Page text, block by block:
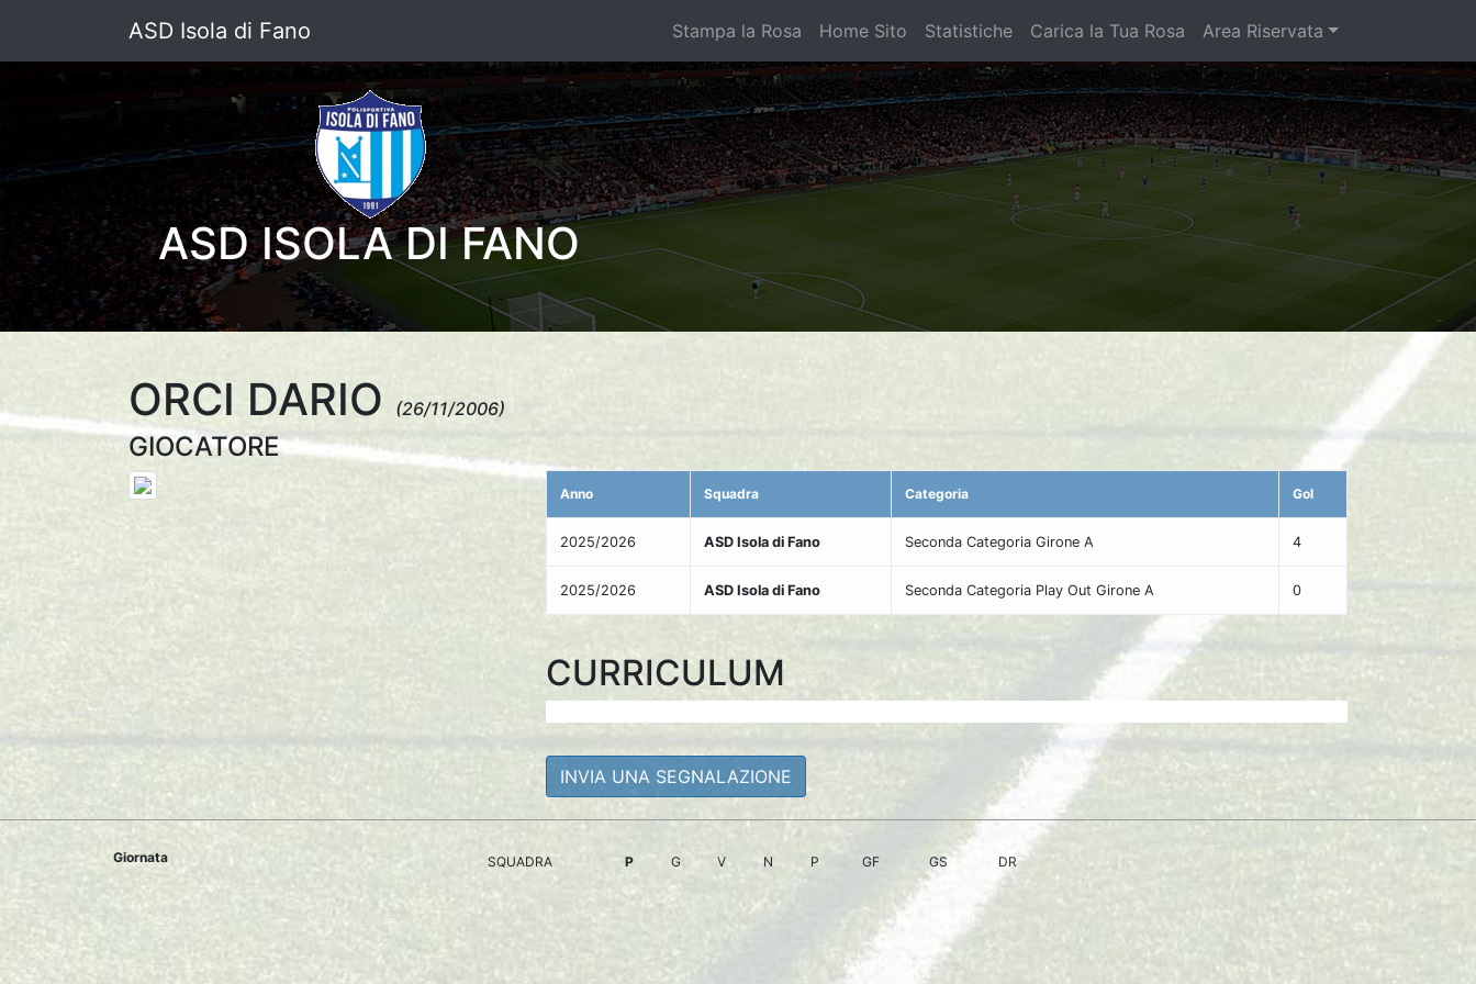
ASD Isola di Fano Stampa la Rosa Home Sito Statistiche Carica la Tua Rosa Area Riservata
ASD ISOLA DI FANO
ORCI DARIO (26/11/2006)
GIOCATORE
Anno Squadra Categoria Gol
2025/2026 ASD Isola di Fano Seconda Categoria Girone A 4
2025/2026 ASD Isola di Fano Seconda Categoria Play Out Girone A 0
CURRICULUM
INVIA UNA SEGNALAZIONE
Giornata SQUADRA P G V N P GF GS DR